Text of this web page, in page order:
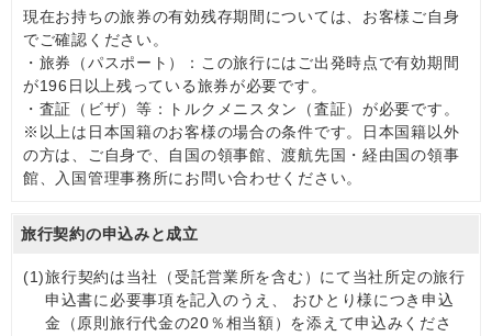
現在お持ちの旅券の有効残存期間については、お客様ご自身
でご確認ください。
・旅券（パスポート）：この旅行にはご出発時点で有効期間
が196日以上残っている旅券が必要です。
・査証（ビザ）等：トルクメニスタン（査証）が必要です。
※以上は日本国籍のお客様の場合の条件です。日本国籍以外
の方は、ご自身で、自国の領事館、渡航先国・経由国の領事
館、入国管理事務所にお問い合わせください。
旅行契約の申込みと成立
(1)旅行契約は当社（受託営業所を含む）にて当社所定の旅行
申込書に必要事項を記入のうえ、 おひとり様につき申込
金（原則旅行代金の20％相当額）を添えて申込みくださ